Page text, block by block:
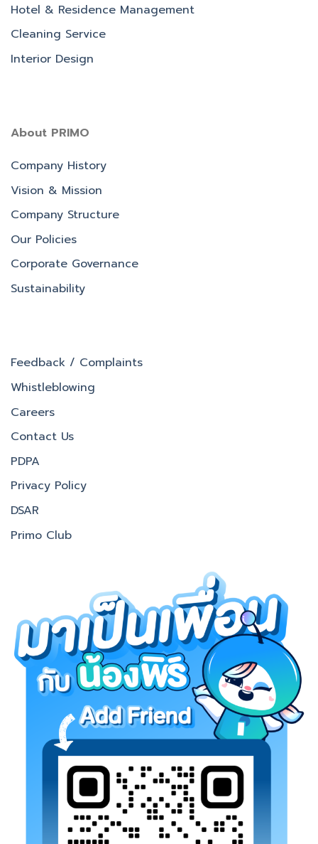
Hotel & Residence Management
Cleaning Service
Interior Design
About PRIMO
Company History
Vision & Mission
Company Structure
Our Policies
Corporate Governance
Sustainability
Feedback / Complaints
Whistleblowing
Careers
Contact Us
PDPA
Privacy Policy
DSAR
Primo Club